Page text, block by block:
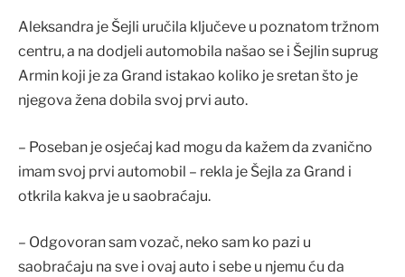
Aleksandra je Šejli uručila ključeve u poznatom tržnom
centru, a na dodjeli automobila našao se i Šejlin suprug
Armin koji je za Grand istakao koliko je sretan što je
njegova žena dobila svoj prvi auto.
– Poseban je osjećaj kad mogu da kažem da zvanično
imam svoj prvi automobil – rekla je Šejla za Grand i
otkrila kakva je u saobraćaju.
– Odgovoran sam vozač, neko sam ko pazi u
saobraćaju na sve i ovaj auto i sebe u njemu ću da